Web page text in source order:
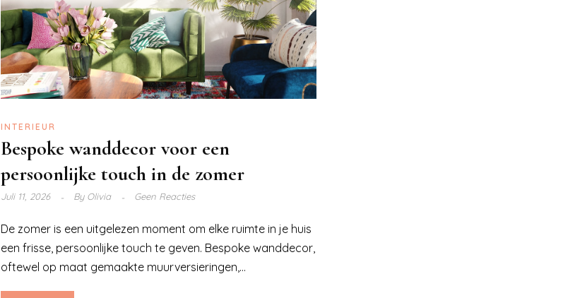
INTERIEUR
Bespoke wanddecor voor een
persoonlijke touch in de zomer
Juli 11, 2026 ByOlivia Geen Reacties
De zomer is een uitgelezen moment om elke ruimte in je huis
een frisse, persoonlijke touch te geven. Bespoke wanddecor,
oftewel op maat gemaakte muurversieringen,...